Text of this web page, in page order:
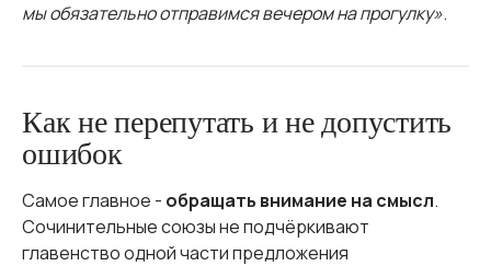
мы обязательно отправимся вечером на прогулку».
Как не перепутать и не допустить
ошибок
Самое главное - обращать внимание на смысл.
Сочинительные союзы не подчёркивают
главенство одной части предложения